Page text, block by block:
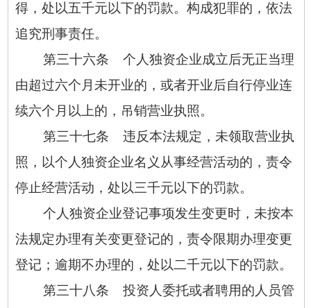
得，处以五千元以下的罚款。构成犯罪的，依法
追究刑事责任。
第三十六条 个人独资企业成立后无正当理
由超过六个月未开业的，或者开业后自行停业连
续六个月以上的，吊销营业执照。
第三十七条 违反本法规定，未领取营业执
照，以个人独资企业名义从事经营活动的，责令
停止经营活动，处以三千元以下的罚款。
个人独资企业登记事项发生变更时，未按本
法规定办理有关变更登记的，责令限期办理变更
登记；逾期不办理的，处以二千元以下的罚款。
第三十八条 投资人委托或者聘用的人员管